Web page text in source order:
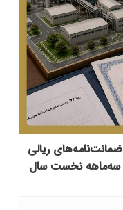
ضمانت‌نامه‌های ریالی
نخست سال